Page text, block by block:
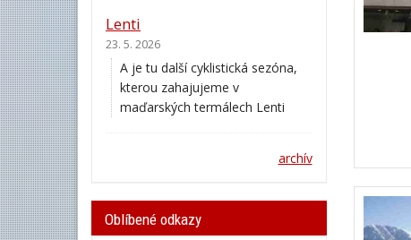
Lenti
23. 5. 2026
A je tu další cyklistická sezóna,
kterou zahajujeme v
maďarských termálech Lenti
archív
Oblíbené odkazy